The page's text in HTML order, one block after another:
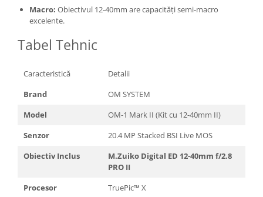
Macro: Obiectivul 12-40mm are capacități semi-macro
excelente.
Tabel Tehnic
Caracteristică
Detalii
Brand
OM SYSTEM
Model
OM-1 Mark II (Kit cu 12-40mm II)
Senzor
20.4 MP Stacked BSI Live MOS
Obiectiv Inclus
M.Zuiko Digital ED 12-40mm f/2.8
PRO II
Procesor
TruePic™ X